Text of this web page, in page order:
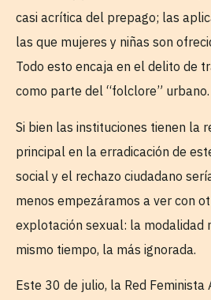
casi acrítica del prepago; las
las que mujeres y niñas son
Todo esto encaja en el delito de
como parte del “folclore” urbano.
Si bien las instituciones tienen la
principal en la erradicación de
social y el rechazo ciudadano
menos empezáramos a ver con
explotación sexual: la modalidad
mismo tiempo, la más ignorada.
Este 30 de julio, la Red Feminista